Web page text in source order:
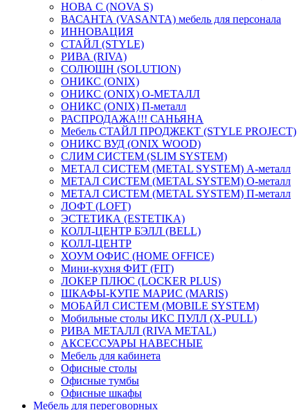
НОВА С (NOVA S)
ВАСАНТА (VASANTA) мебель для персонала
ИННОВАЦИЯ
СТАЙЛ (STYLE)
РИВА (RIVA)
СОЛЮШН (SOLUTION)
ОНИКС (ONIX)
ОНИКС (ONIX) O-МЕТАЛЛ
ОНИКС (ONIX) П-металл
РАСПРОДАЖА!!! САНЬЯНА
Мебель СТАЙЛ ПРОДЖЕКТ (STYLE PROJECT)
ОНИКС ВУД (ONIX WOOD)
СЛИМ СИСТЕМ (SLIM SYSTEM)
МЕТАЛ СИСТЕМ (METAL SYSTEM) А-металл
МЕТАЛ СИСТЕМ (METAL SYSTEM) О-металл
МЕТАЛ СИСТЕМ (METAL SYSTEM) П-металл
ЛОФТ (LOFT)
ЭСТЕТИКА (ESTETIKA)
КОЛЛ-ЦЕНТР БЭЛЛ (BELL)
КОЛЛ-ЦЕНТР
ХОУМ ОФИС (HOME OFFICE)
Мини-кухня ФИТ (FIT)
ЛОКЕР ПЛЮС (LOCKER PLUS)
ШКАФЫ-КУПЕ МАРИС (MARIS)
МОБАЙЛ СИСТЕМ (MOBILE SYSTEM)
Мобильные столы ИКС ПУЛЛ (X-PULL)
РИВА МЕТАЛЛ (RIVA METAL)
АКСЕССУАРЫ НАВЕСНЫЕ
Мебель для кабинета
Офисные столы
Офисные тумбы
Офисные шкафы
Мебель для переговорных